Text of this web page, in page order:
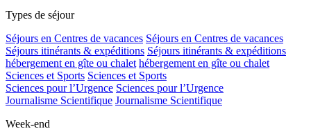
Types de séjour
Séjours en Centres de vacances Séjours en Centres de vacances
Séjours itinérants & expéditions Séjours itinérants & expéditions
hébergement en gîte ou chalet hébergement en gîte ou chalet
Sciences et Sports Sciences et Sports
Sciences pour l’Urgence Sciences pour l’Urgence
Journalisme Scientifique Journalisme Scientifique
Week-end